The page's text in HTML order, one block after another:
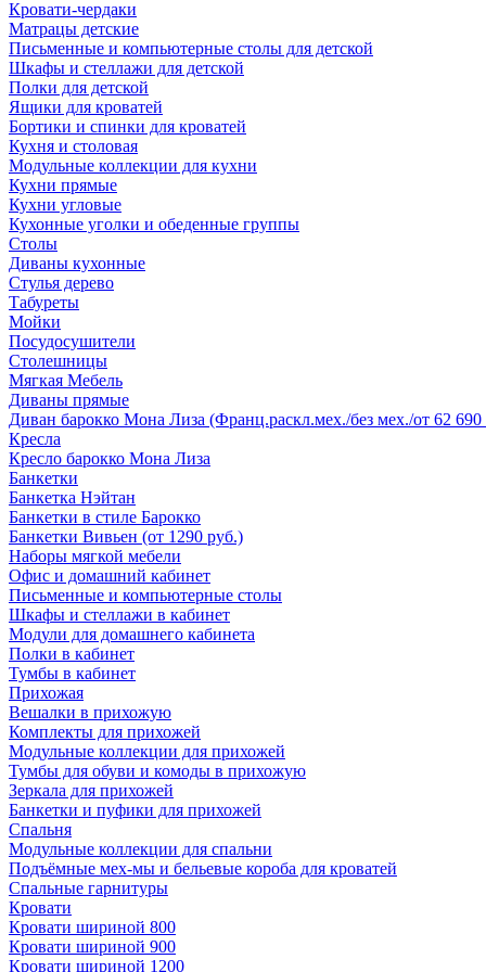
Кровати-чердаки
Матрацы детские
Письменные и компьютерные столы для детской
Шкафы и стеллажи для детской
Полки для детской
Ящики для кроватей
Бортики и спинки для кроватей
Кухня и столовая
Модульные коллекции для кухни
Кухни прямые
Кухни угловые
Кухонные уголки и обеденные группы
Столы
Диваны кухонные
Стулья дерево
Табуреты
Мойки
Посудосушители
Столешницы
Мягкая Мебель
Диваны прямые
Диван барокко Мона Лиза (Франц.раскл.мех./без мех./от 62 690
Кресла
Кресло барокко Мона Лиза
Банкетки
Банкетка Нэйтан
Банкетки в стиле Барокко
Банкетки Вивьен (от 1290 руб.)
Наборы мягкой мебели
Офис и домашний кабинет
Письменные и компьютерные столы
Шкафы и стеллажи в кабинет
Модули для домашнего кабинета
Полки в кабинет
Тумбы в кабинет
Прихожая
Вешалки в прихожую
Комплекты для прихожей
Модульные коллекции для прихожей
Тумбы для обуви и комоды в прихожую
Зеркала для прихожей
Банкетки и пуфики для прихожей
Спальня
Модульные коллекции для спальни
Подъёмные мех-мы и бельевые короба для кроватей
Спальные гарнитуры
Кровати
Кровати шириной 800
Кровати шириной 900
Кровати шириной 1200